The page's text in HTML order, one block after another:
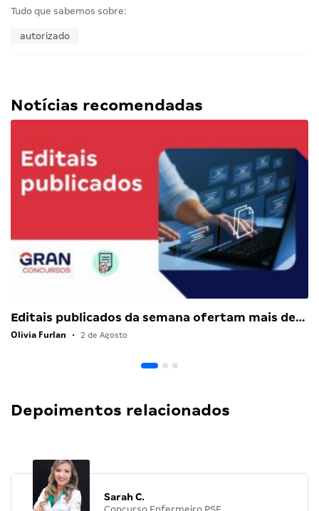
Tudo que sabemos sobre:
autorizado
Notícias recomendadas
Editais publicados da semana ofertam mais de…
Olivia Furlan • 2 de Agosto
Depoimentos relacionados
Sarah C.